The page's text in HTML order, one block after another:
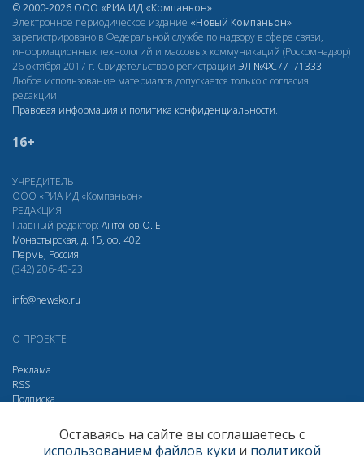
© 2000-2026 ООО «РИА ИД «Компаньон»
Электронное периодическое издание «Новый Компаньон»
зарегистрировано в Федеральной службе по надзору в сфере связи,
информационных технологий и массовых коммуникаций (Роскомнадзор)
26 октября 2017 г. Свидетельство о регистрации ЭЛ №ФС77–71333
Любое использование материалов допускается только с согласия
редакции.
Правовая информация и политика конфиденциальности.
16+
УЧРЕДИТЕЛЬ
ООО «РИА ИД «Компаньон»
РЕДАКЦИЯ
Главный редактор: Антонов О. Е.
Монастырская, д. 15, оф. 402
Пермь, Россия
(342) 206-40-23
info@newsko.ru
О ПРОЕКТЕ
Реклама
RSS
Подписка
ОдноклассникиОставаясь на сайте вы соглашаетесь с
использованием файлов куки и политикой